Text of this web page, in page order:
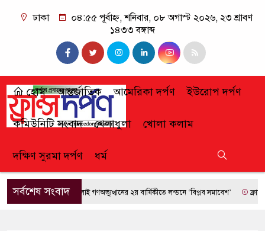
ঢাকা
০৪:৫৫ পূর্বাহ্ন, শনিবার, ০৮ অগাস্ট ২০২৬, ২৩ শ্রাবণ
১৪৩৩ বঙ্গাব্দ
হোম আন্তর্জাতিক আমেরিকা দর্পণ ইউরোপ দর্পণ
কমিউনিটি সংবাদ খেলাধুলা খোলা কলাম
দক্ষিণ সুরমা দর্পণ ধর্ম
সর্বশেষ সংবাদজুলাই গণঅভ্যুত্থানের ২য় বার্ষিকীতে লন্ডনে ‘বিপ্লব সমাবেশ’ ফ্রান্সে